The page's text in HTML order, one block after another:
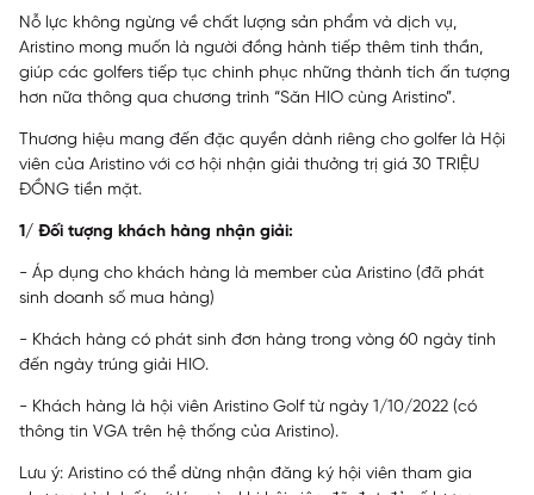
Nỗ lực không ngừng về chất lượng sản phẩm và dịch vụ,
Aristino mong muốn là người đồng hành tiếp thêm tinh thần,
giúp các golfers tiếp tục chinh phục những thành tích ấn tượng
hơn nữa thông qua chương trình “Săn HIO cùng Aristino”.
Thương hiệu mang đến đặc quyền dành riêng cho golfer là Hội
viên của Aristino với cơ hội nhận giải thưởng trị giá 30 TRIỆU
ĐỒNG tiền mặt.
1/ Đối tượng khách hàng nhận giải:
- Áp dụng cho khách hàng là member của Aristino (đã phát
sinh doanh số mua hàng)
- Khách hàng có phát sinh đơn hàng trong vòng 60 ngày tính
đến ngày trúng giải HIO.
- Khách hàng là hội viên Aristino Golf từ ngày 1/10/2022 (có
thông tin VGA trên hệ thống của Aristino).
Lưu ý: Aristino có thể dừng nhận đăng ký hội viên tham gia